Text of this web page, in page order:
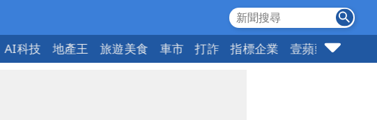
AI科技 地產王 旅遊美食 車市 打詐 指標企業 壹蘋頭家